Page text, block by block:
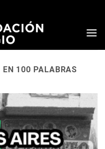
EN 100 PALABRAS